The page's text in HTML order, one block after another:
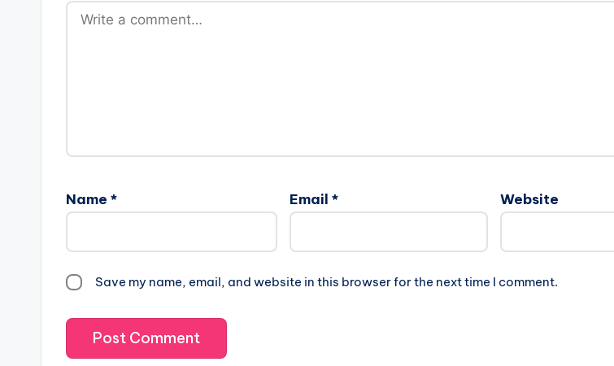
Name * Email * Website
Save my name, email, and website in this browser for the next time I comment.